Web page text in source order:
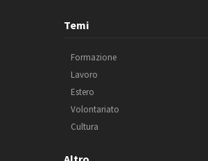
Temi
Formazione
Lavoro
Estero
Volontariato
Cultura